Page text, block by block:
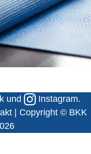
und Instagram.
| Copyright © BKK